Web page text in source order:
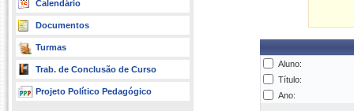
Calendário
Documentos
Turmas
Trab. de Conclusão de Curso
Projeto Político Pedagógico
Aluno:
Título:
Ano: